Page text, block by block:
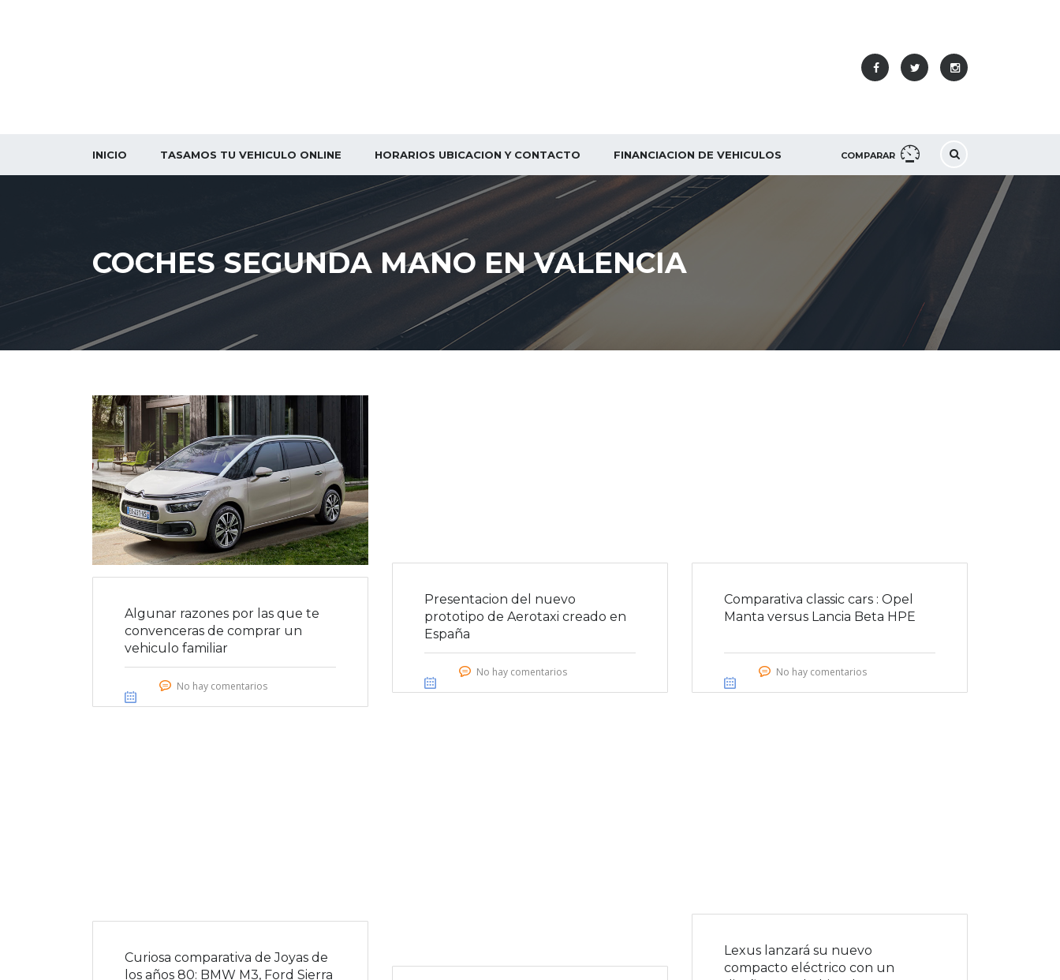
COMPARAR
INICIO TASAMOS TU VEHICULO ONLINE HORARIOS UBICACION Y CONTACTO FINANCIACION DE VEHICULOS
COCHES SEGUNDA MANO EN VALENCIA
Algunar razones por las que te
convenceras de comprar un
vehiculo familiar
No hay comentarios
Presentacion del nuevo
prototipo de Aerotaxi creado en
España
No hay comentarios
Comparativa classic cars : Opel
Manta versus Lancia Beta HPE
No hay comentarios
Curiosa comparativa de Joyas de
los años 80: BMW M3, Ford Sierra
Lexus lanzará su nuevo
compacto eléctrico con un